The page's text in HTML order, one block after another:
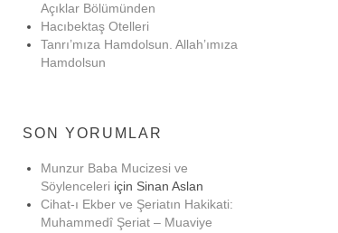
Açıklar Bölümünden
Hacıbektaş Otelleri
Tanrı’mıza Hamdolsun. Allah’ımıza
Hamdolsun
SON YORUMLAR
Munzur Baba Mucizesi ve
Söylenceleri için Sinan Aslan
Cihat-ı Ekber ve Şeriatın Hakikati:
Muhammedî Şeriat – Muaviye